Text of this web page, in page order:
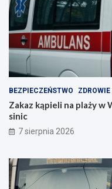
BEZPIECZEŃSTWO ZDROWIE
Zakaz kąpieli na plaży
sinic
7 sierpnia 2026